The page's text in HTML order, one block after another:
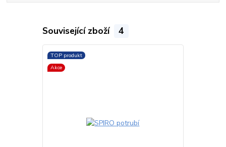
Související zboží 4
TOP produkt
Akce